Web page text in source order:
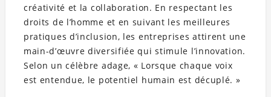
créativité et la collaboration. En respectant les
droits de l’homme et en suivant les meilleures
pratiques d’inclusion, les entreprises attirent une
main-d’œuvre diversifiée qui stimule l’innovation.
Selon un célèbre adage, « Lorsque chaque voix
est entendue, le potentiel humain est décuplé. »